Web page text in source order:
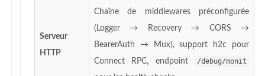
Serveur
HTTP
Chaîne de middlewares préconfigurée
(Logger → Recovery → CORS →
BearerAuth → Mux), support h2c pour
Connect RPC, endpoint
/debug/monit